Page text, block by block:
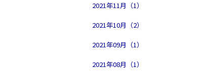
2021年11月（1）
2021年10月（2）
2021年09月（1）
2021年08月（1）